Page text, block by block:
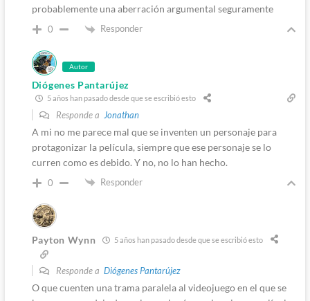
probablemente una aberración argumental seguramente
0 Responder
Autor
Diógenes Pantarújez
5 años han pasado desde que se escribió esto
Responde a Jonathan
A mi no me parece mal que se inventen un personaje para
protagonizar la película, siempre que ese personaje se lo
curren como es debido. Y no, no lo han hecho.
0 Responder
Payton Wynn 5 años han pasado desde que se escribió esto
Responde a Diógenes Pantarújez
O que cuenten una trama paralela al videojuego en el que se